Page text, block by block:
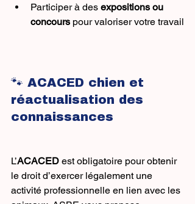
Participer à des expositions ou
concours pour valoriser votre travail
🐾 ACACED chien et
réactualisation des
connaissances
L’ACACED est obligatoire pour obtenir
le droit d’exercer légalement une
activité professionnelle en lien avec les